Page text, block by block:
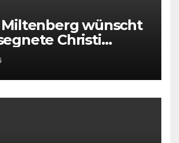
Miltenberg wünscht
Christi